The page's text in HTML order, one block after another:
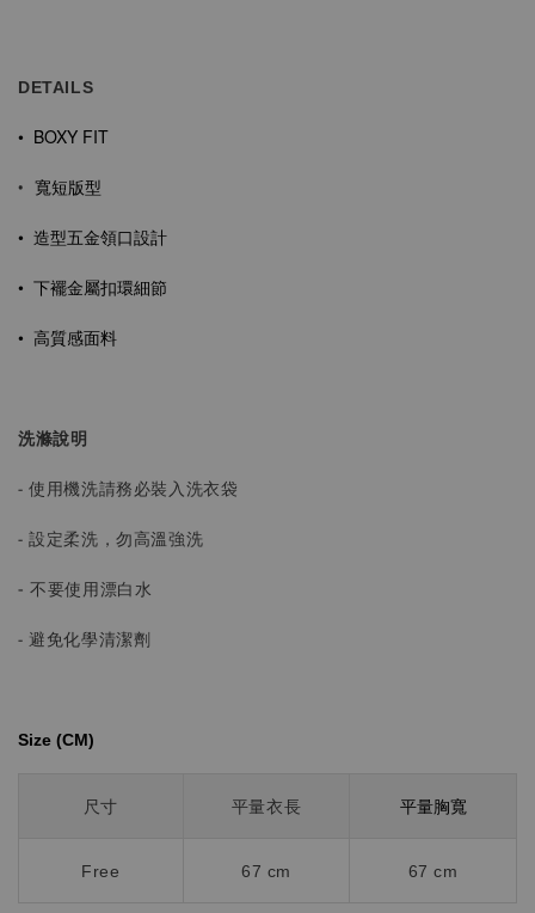
DETAILS
• BOXY FIT
• 寬短版型
• 造型五金領口設計
• 下襬金屬扣環細節
• 高質感面料
洗滌說明
- 使用機洗請務必裝入洗衣袋
- 設定柔洗，勿高溫強洗
-不要使用漂白水
- 避免化學清潔劑
Size (CM)⁡⁡
尺寸 平量衣長 平量胸寬
Free 67 cm 67 cm